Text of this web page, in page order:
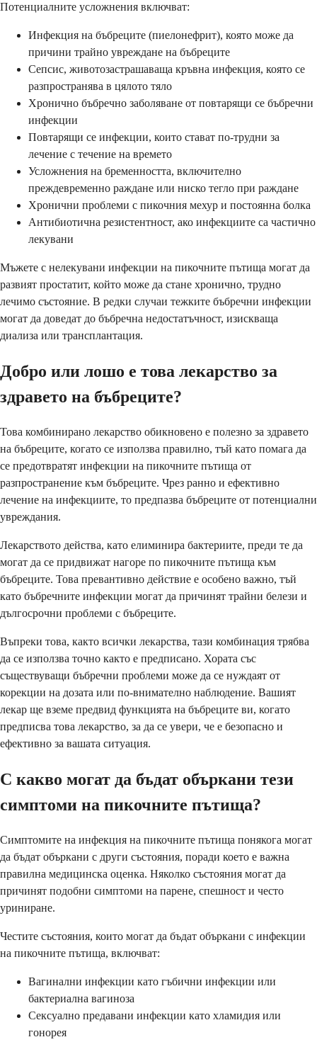
Потенциалните усложнения включват:
Инфекция на бъбреците (пиелонефрит), която може да
причини трайно увреждане на бъбреците
Сепсис, животозастрашаваща кръвна инфекция, която се
разпространява в цялото тяло
Хронично бъбречно заболяване от повтарящи се бъбречни
инфекции
Повтарящи се инфекции, които стават по-трудни за
лечение с течение на времето
Усложнения на бременността, включително
преждевременно раждане или ниско тегло при раждане
Хронични проблеми с пикочния мехур и постоянна болка
Антибиотична резистентност, ако инфекциите са частично
лекувани
Мъжете с нелекувани инфекции на пикочните пътища могат да
развият простатит, който може да стане хронично, трудно
лечимо състояние. В редки случаи тежките бъбречни инфекции
могат да доведат до бъбречна недостатъчност, изискваща
диализа или трансплантация.
Добро или лошо е това лекарство за
здравето на бъбреците?
Това комбинирано лекарство обикновено е полезно за здравето
на бъбреците, когато се използва правилно, тъй като помага да
се предотвратят инфекции на пикочните пътища от
разпространение към бъбреците. Чрез ранно и ефективно
лечение на инфекциите, то предпазва бъбреците от потенциални
увреждания.
Лекарството действа, като елиминира бактериите, преди те да
могат да се придвижат нагоре по пикочните пътища към
бъбреците. Това превантивно действие е особено важно, тъй
като бъбречните инфекции могат да причинят трайни белези и
дългосрочни проблеми с бъбреците.
Въпреки това, както всички лекарства, тази комбинация трябва
да се използва точно както е предписано. Хората със
съществуващи бъбречни проблеми може да се нуждаят от
корекции на дозата или по-внимателно наблюдение. Вашият
лекар ще вземе предвид функцията на бъбреците ви, когато
предписва това лекарство, за да се увери, че е безопасно и
ефективно за вашата ситуация.
С какво могат да бъдат объркани тези
симптоми на пикочните пътища?
Симптомите на инфекция на пикочните пътища понякога могат
да бъдат объркани с други състояния, поради което е важна
правилна медицинска оценка. Няколко състояния могат да
причинят подобни симптоми на парене, спешност и често
уриниране.
Честите състояния, които могат да бъдат объркани с инфекции
на пикочните пътища, включват:
Вагинални инфекции като гъбични инфекции или
бактериална вагиноза
Сексуално предавани инфекции като хламидия или
гонорея